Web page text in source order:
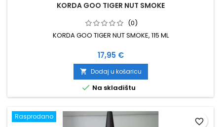
KORDA GOO TIGER NUT SMOKE
(0)
KORDA GOO TIGER NUT SMOKE, 115 ML
Cijena
17,95 €
 Dodaj u košaricu
 Na skladištu
Rasprodano
favorite_border